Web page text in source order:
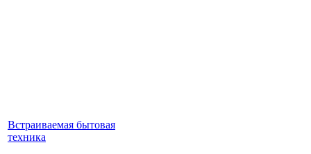
Встраиваемая бытовая
техника